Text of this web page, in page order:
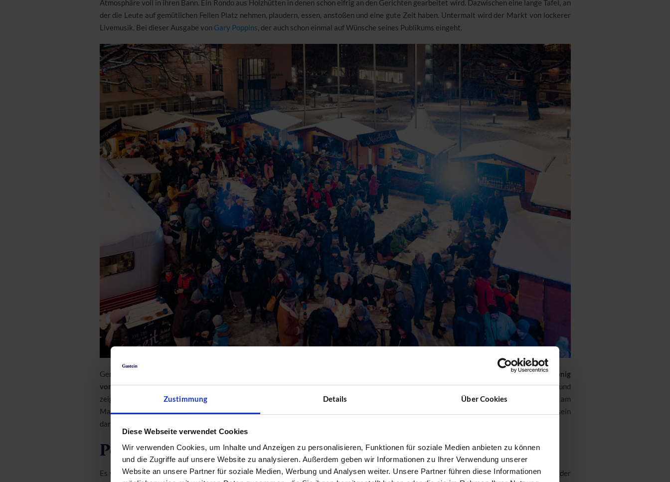
Zustimmung Details Über Cookies
Diese Webseite verwendet Cookies
Wir verwenden Cookies, um Inhalte und Anzeigen zu personalisieren, Funktionen für soziale Medien anbieten zu können
und die Zugriffe auf unsere Website zu analysieren. Außerdem geben wir Informationen zu Ihrer Verwendung unserer
Website an unsere Partner für soziale Medien, Werbung und Analysen weiter. Unsere Partner führen diese Informationen
Atmosphäre voll in ihren Bann. Ein Rondo aus Holzhütten in denen schon eifrig an den Gerichten gearbeitet wird. Dazwischen eine lange Tafel, an
der die Leute auf gemütlichen Fellen Platz nehmen, plaudern, essen, anstoßen und eine gute Zeit haben. Untermalt wird der Markt von lockerer
Livemusik. Bei dieser Ausgabe von Gary Poppins, der auch schon einmal auf Wünsche seines Publikums eingeht.
Gemütlich spaziere ich zwischen den Hütten umher und verschaffe mir einen ersten Überblick. Wahllos bleibe ich am ersten Stand stehen.
Honig
von Georg Leitneraus Dorfgastein.„Seit über 60 Jahren machen wir in der Familie Honig. Es ist aber immer ein Hobby geblieben“, erzählt er und
zeigt mir seine Produktpalette. Warum er denn heute hier ist, frage ich ihn und bekomme zur Antwort, dass auch die Produzenten selbst am
Markt:Auflauf vertreten sind. Und sein Honig ist die Basis für das Dessert, das gleich nebenan zubereitet wird. Ob es schon eine Kostprobe sein
darf, fragen mich die beiden Herren vom Impuls Hotel Tirol Bad Hofgastein. Zu früh, winke ich ab.
Perfekter Start der Next Generation
Es wuselt in der kleinen Hütte der Tourismusschule Bad Hofgastein. Genau kann ich es gar nicht sagen, wie viele Schülerinnen und Schüler der